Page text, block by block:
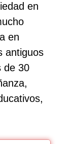
en
en
antiguos
de 30